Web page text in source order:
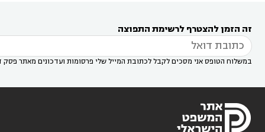
דין בשוהם 
זה הזמן להצטרף לרשימת התפוצה
במשלוח הטופס אני מסכים לקבל לכתובת המייל שלי פרסומות ועדכונים מאתר פסק